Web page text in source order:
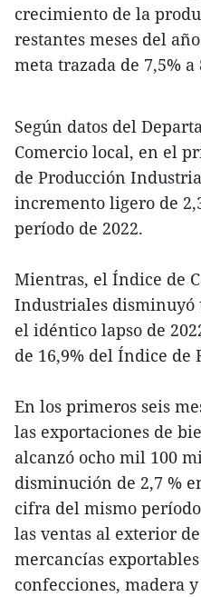
crecimiento de la
restantes meses del
meta trazada de 7,5% a
Según datos del
Comercio local, en el
de Producción
incremento ligero de
período de 2022.
Mientras, el Índice de
Industriales disminuyó
el idéntico lapso de
de 16,9% del Índice de
En los primeros seis
las exportaciones de
alcanzó ocho mil 100
disminución de 2,7 %
cifra del mismo
las ventas al exterior
mercancías
confecciones, madera